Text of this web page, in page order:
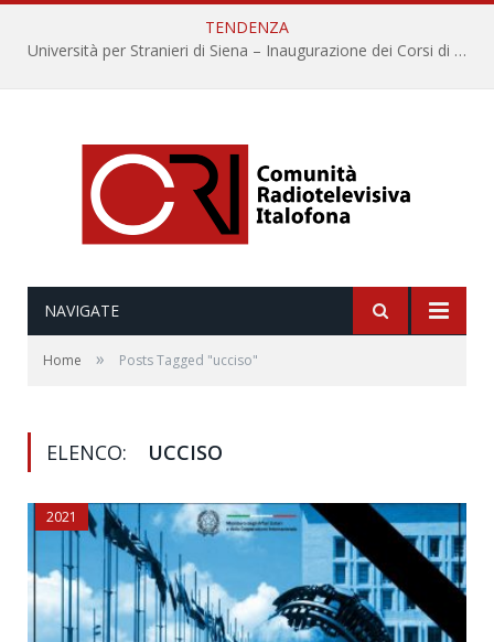
TENDENZA
Università per Stranieri di Siena – Inaugurazione dei Corsi di Lingua e Cultura Italiana, 109a annata
NAVIGATE
Home » Posts Tagged "ucciso"
ELENCO: UCCISO
2021